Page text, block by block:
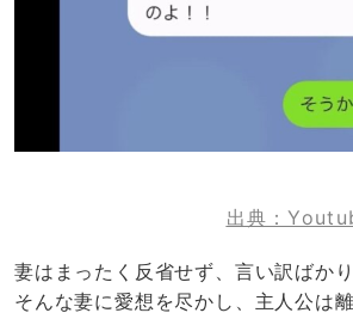
出典：
妻はまったく反省せず、言い訳ばかり
そんな妻に愛想を尽かし、主人公は